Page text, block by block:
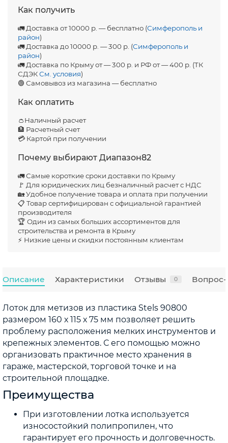
Как получить
🚛 Доставка от 10000 р. — бесплатно (Симферополь и
район)
🚛 Доставка до 10000 р. — 300 р. (Симферополь и
район)
🚛 Доставка по Крыму от — 300 р. и РФ от — 400 р. (ТК
СДЭКСм. условия)
🟢 Самовывоз из магазина — бесплатно
Как оплатить
👛Наличный расчет
🏦 Расчетный счет
💳 Картой при получении
Почему выбирают Диапазон82
🚛 Самые короткие сроки доставки по Крыму
🚩 Для юридических лиц безналичный расчет с НДС
🏡 Удобное получение товара и оплата при получении
📋 Товар сертифицирован с официальной гарантией
производителя
🏆 Один из самых больших ассортиментов для
строительства и ремонта в Крыму
⚡ Низкие цены и скидки постоянным клиентам
Описание Характеристики Отзывы 0 Вопрос-
Лоток для метизов из пластика Stels 90800
размером 160 х 115 х 75 мм позволяет решить
проблему расположения мелких инструментов и
крепежных элементов. С его помощью можно
организовать практичное место хранения в
гараже, мастерской, торговой точке и на
строительной площадке.
Преимущества
При изготовлении лотка используется
износостойкий полипропилен, что
гарантирует его прочность и долговечность.